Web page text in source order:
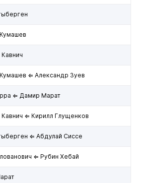
⇐ Александр Зуев
⇐ Дамир Марат
⇐ Кирилл Глущенков
⇐ Абдулай Сиссе
⇐ Рубин Хебай